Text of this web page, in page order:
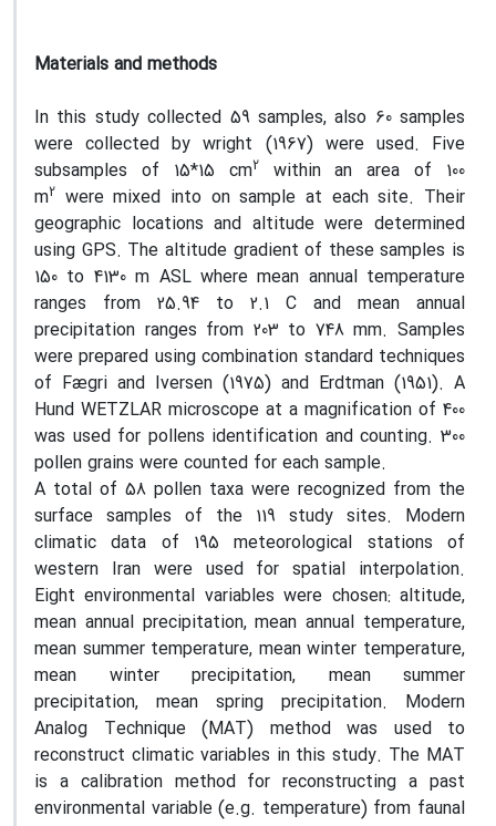
Materials and methods
In this study collected 59 samples, also 60 samples
were collected by wright (1967) were used. Five
subsamples of 15*15 cm2within an area of 100
m2 were mixed into on sample at each site. Their
geographic locations and altitude were determined
using GPS. The altitude gradient of these samples is
150 to 4130 m ASL where mean annual temperature
ranges from 25.94 to 2.1 C and mean annual
precipitation ranges from 203 to 748 mm. Samples
were prepared using combination standard techniques
of Fægri and Iversen (1975) and Erdtman (1951). A
Hund WETZLAR microscope at a magnification of 400
was used for pollens identification and counting. 300
pollen grains were counted for each sample.
A total of 58 pollen taxa were recognized from the
surface samples of the 119 study sites. Modern
climatic data of 195 meteorological stations of
western Iran were used for spatial interpolation.
Eight environmental variables were chosen: altitude,
mean annual precipitation, mean annual temperature,
mean summer temperature, mean winter temperature,
mean winter precipitation, mean summer
precipitation, mean spring precipitation. Modern
Analog Technique (MAT) method was used to
reconstruct climatic variables in this study. The MAT
is a calibration method for reconstructing a past
environmental variable (e.g. temperature) from faunal